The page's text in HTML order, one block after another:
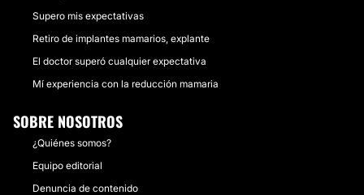
Supero mis expectativas
Retiro de implantes mamarios, explante
El doctor superó cualquier expectativa
Mí experiencia con la reducción mamaria
SOBRE NOSOTROS
¿Quiénes somos?
Equipo editorial
Denuncia de contenido